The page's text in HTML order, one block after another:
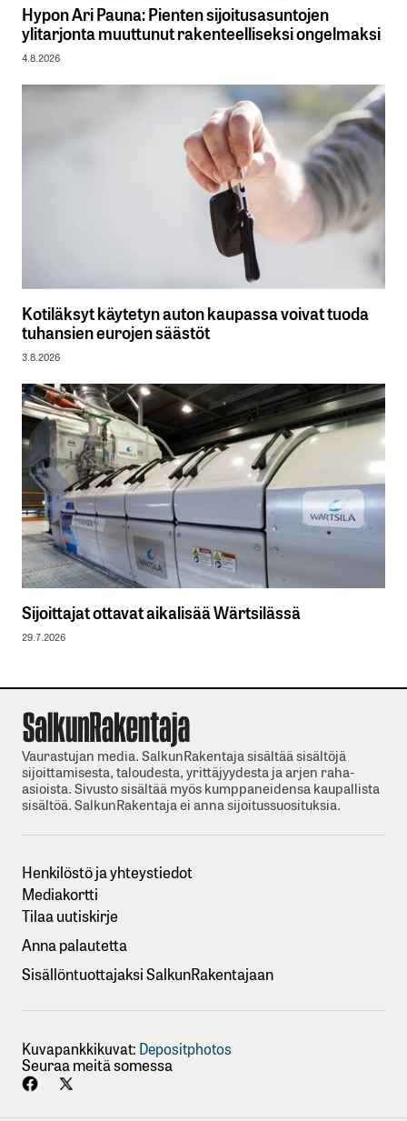
Hypon Ari Pauna: Pienten sijoitusasuntojen
ylitarjonta muuttunut rakenteelliseksi ongelmaksi
4.8.2026
Kotiläksyt käytetyn auton kaupassa voivat tuoda
tuhansien eurojen säästöt
3.8.2026
Sijoittajat ottavat aikalisää Wärtsilässä
29.7.2026
Vaurastujan media. SalkunRakentaja sisältää sisältöjä
sijoittamisesta, taloudesta, yrittäjyydesta ja arjen raha-
asioista. Sivusto sisältää myös kumppaneidensa kaupallista
sisältöä. SalkunRakentaja ei anna sijoitussuosituksia.
Henkilöstö ja yhteystiedot
Mediakortti
Tilaa uutiskirje
Anna palautetta
Sisällöntuottajaksi SalkunRakentajaan
Kuvapankkikuvat: Depositphotos
Seuraa meitä somessa